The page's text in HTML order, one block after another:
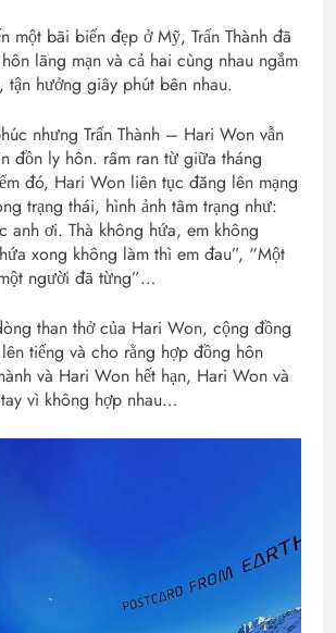
một bãi biển đẹp ở Mỹ, Trấn Thành đã
lãng mạn và cả hai cùng nhau ngắm
tận hưởng giây phút bên nhau.
nhưng Trấn Thành – Hari Won vẫn
đồn ly hôn. râm ran từ giữa tháng
đó, Hari Won liên tục đăng lên mạng
trạng thái, hình ảnh tâm trạng như:
anh ơi. Thà không hứa, em không
xong không làm thì em đau”, “Một
người đã từng”…
than thở của Hari Won, cộng đồng
tiếng và cho rằng hợp đồng hôn
và Hari Won hết hạn, Hari Won và
tay vì không hợp nhau…